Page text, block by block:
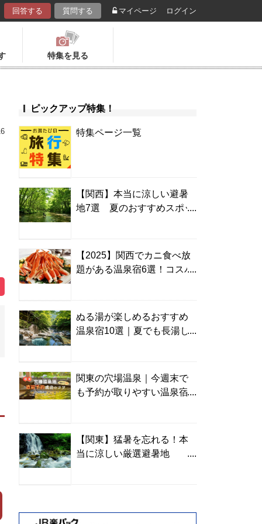
回答する 質問する マイページ ログイン
特集を見る
ピックアップ特集！
特集ページ一覧
【関西】本当に涼しい避暑
地7選 夏のおすすめスポッ
【2025】関西でカニ食べ放
題がある温泉宿6選！コスパ
ぬる湯が楽しめるおすすめ
温泉宿10選｜夏でも長湯し
関東の穴場温泉｜今週末で
も予約が取りやすい温泉宿
【関東】猛暑を忘れる！本
当に涼しい厳選避暑地